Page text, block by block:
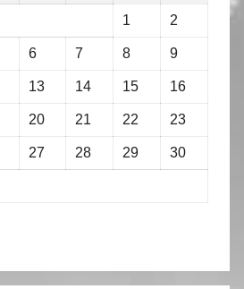
1 2
6 7 8 9
13 14 15 16
20 21 22 23
27 28 29 30